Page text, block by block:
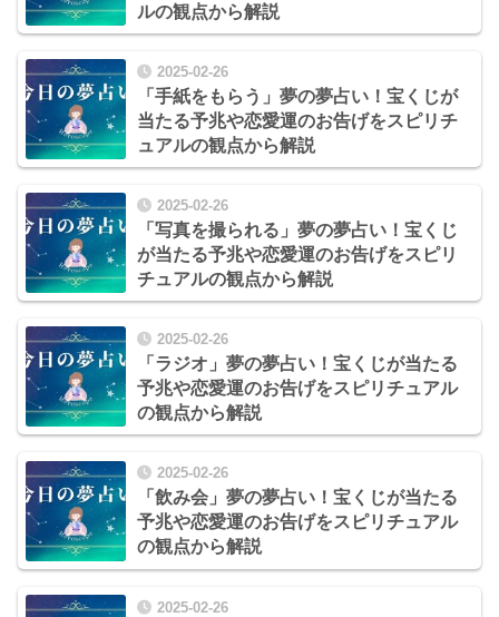
ルの観点から解説
2025-02-26
「手紙をもらう」夢の夢占い！宝くじが
当たる予兆や恋愛運のお告げをスピリチ
ュアルの観点から解説
2025-02-26
「写真を撮られる」夢の夢占い！宝くじ
が当たる予兆や恋愛運のお告げをスピリ
チュアルの観点から解説
2025-02-26
「ラジオ」夢の夢占い！宝くじが当たる
予兆や恋愛運のお告げをスピリチュアル
の観点から解説
2025-02-26
「飲み会」夢の夢占い！宝くじが当たる
予兆や恋愛運のお告げをスピリチュアル
の観点から解説
2025-02-26